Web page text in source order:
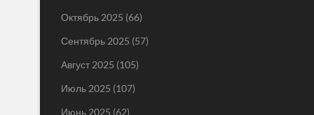
Октябрь 2025 (66)
Сентябрь 2025 (57)
Август 2025 (105)
Июль 2025 (107)
Июнь 2025 (62)